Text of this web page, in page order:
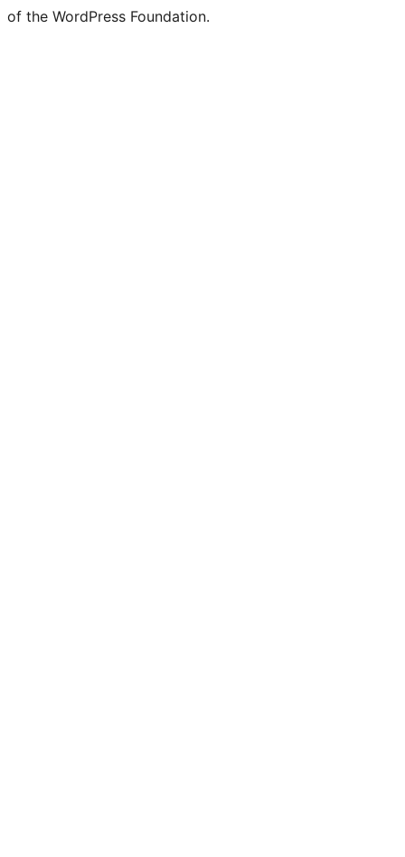
of the WordPress Foundation.